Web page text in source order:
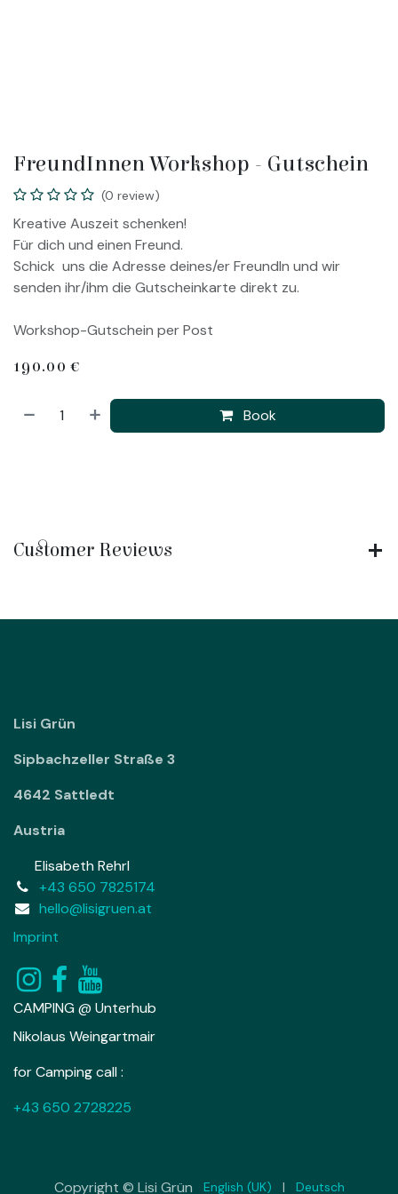
FreundInnen Workshop - Gutschein
(0 review)
Kreative Auszeit schenken!
Für dich und einen Freund.
Schick uns die Adresse deines/er FreundIn und wir
senden ihr/ihm die Gutscheinkarte direkt zu.
Workshop-Gutschein per Post
190.00 €
Book
Customer Reviews
Lisi Grün
Sipbachzeller Straße 3
4642 Sattledt
Austria
Elisabeth Rehrl
+43 650 7825174
hello@lisigruen.at
Imprint
CAMPING @ Unterhub
Nikolaus Weingartmair
for Camping call :
+43 650 2728225
Copyright © Lisi Grün English (UK) | Deutsch